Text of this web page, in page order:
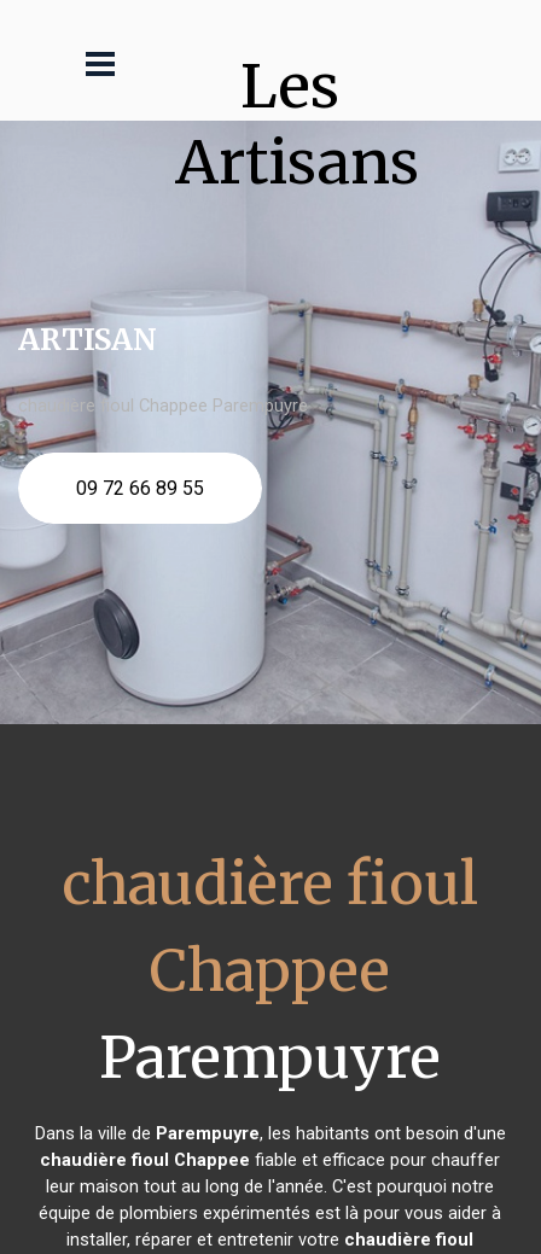
Les
Artisans
ARTISAN
chaudière fioul Chappee Parempuyre
09 72 66 89 55
chaudière fioul
Chappee
Parempuyre
Dans la ville de Parempuyre, les habitants ont besoin d'une
chaudière fioul Chappee fiable et efficace pour chauffer
leur maison tout au long de l'année. C'est pourquoi notre
équipe de plombiers expérimentés est là pour vous aider à
installer, réparer et entretenir votre chaudière fioul